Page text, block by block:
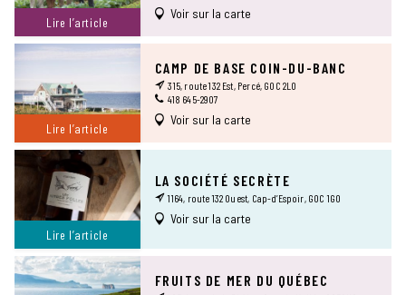
Lire l’article
Voir sur la carte
Lire l’article
CAMP DE BASE COIN-DU-BANC
315, route 132 Est, Percé, G0C 2L0
418 645-2907
Voir sur la carte
Lire l’article
LA SOCIÉTÉ SECRÈTE
1164, route 132 Ouest, Cap-d’Espoir, G0C 1G0
Voir sur la carte
FRUITS DE MER DU QUÉBEC